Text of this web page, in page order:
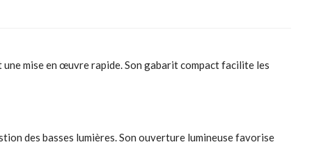
mise en œuvre rapide. Son gabarit compact facilite les
des basses lumières. Son ouverture lumineuse favorise